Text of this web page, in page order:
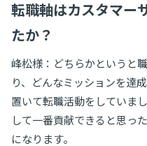
転職軸はカスタマー
たか？
峰松様：どちらかというと
り、どんなミッションを達
置いて転職活動をしていま
して一番貢献できると思っ
になります。